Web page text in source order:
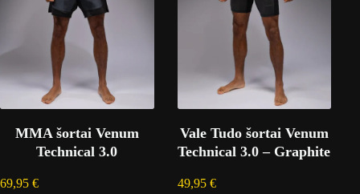
MMA šortai Venum
Technical 3.0
69,95 €
Vale Tudo šortai Venum
Technical 3.0 – Graphite
49,95 €